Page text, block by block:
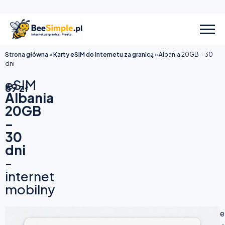
Strona główna»Karty eSIM do internetu za granicą»Albania 20GB – 30
dni
eSIM
Albania
20GB
–
30
dni
-
internet
mobilny
69zł